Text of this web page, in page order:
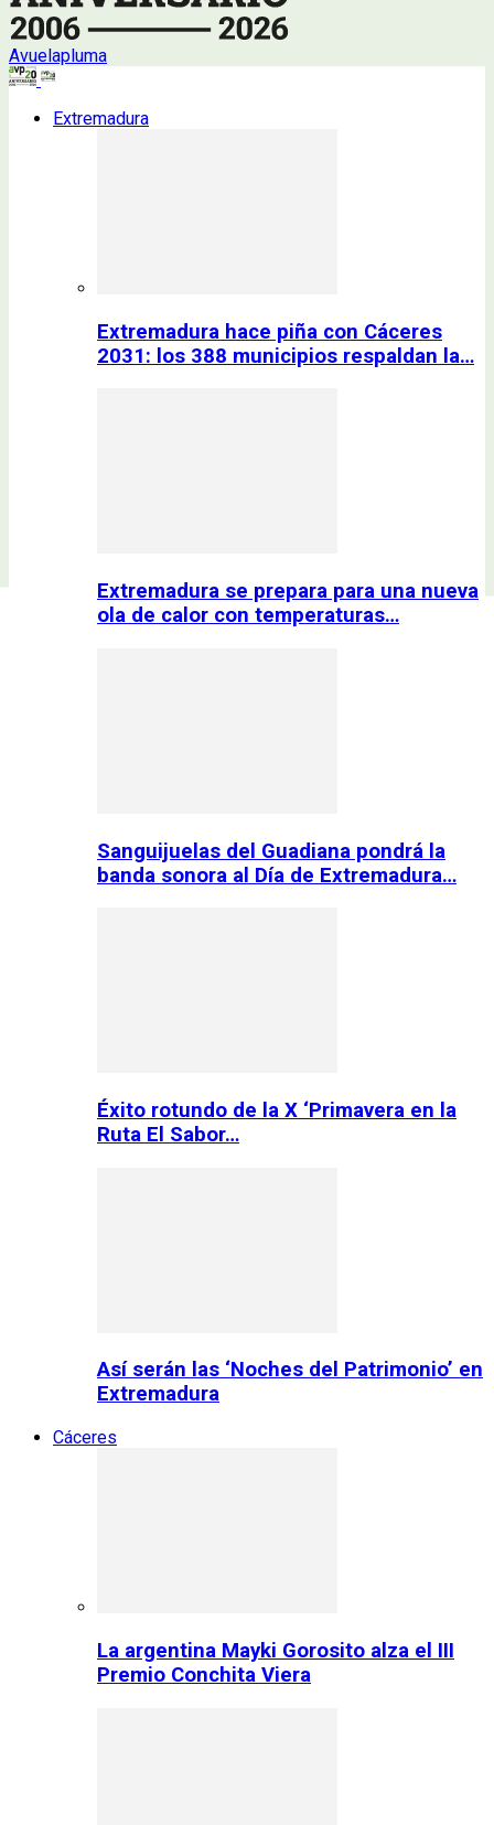
Avuelapluma
Extremadura
Extremadura hace piña con Cáceres
2031: los 388 municipios respaldan la…
Extremadura se prepara para una nueva
ola de calor con temperaturas…
Sanguijuelas del Guadiana pondrá la
banda sonora al Día de Extremadura…
Éxito rotundo de la X ‘Primavera en la
Ruta El Sabor…
Así serán las ‘Noches del Patrimonio’ en
Extremadura
Cáceres
La argentina Mayki Gorosito alza el III
Premio Conchita Viera